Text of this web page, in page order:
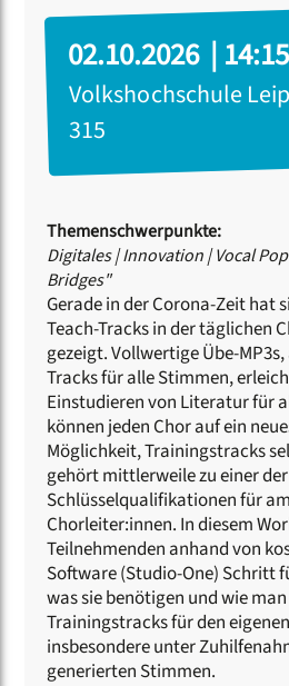
02.10.2026 |
Volkshochschule
315
Themenschwerpunkte:
Digitales|Innovation|Vocal Pop
Bridges"
Gerade in der Corona-Zeit hat
Teach-Tracks in der täglichen
gezeigt. Vollwertige Übe-
Tracks für alle Stimmen,
Einstudieren von Literatur für
können jeden Chor auf ein
Möglichkeit, Trainingstracks
gehört mittlerweile zu einer der
Schlüsselqualifikationen für
Chorleiter:innen. In diesem
Teilnehmenden anhand von
Software (Studio-One) Schritt
was sie benötigen und wie
Trainingstracks für den
insbesondere unter
generierten Stimmen.